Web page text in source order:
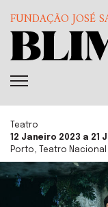
FUNDAÇÃO JOSÉ
Teatro
12 Janeiro 2023 a 21
Porto, Teatro Nacional